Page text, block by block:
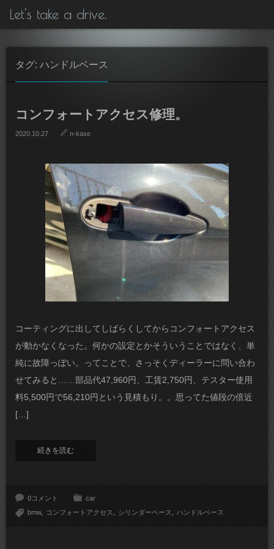
Let's take a drive.
タグ: ハンドルベース
コンフォートアクセス修理。
2020.10.27 n-kase
コーティングに出してしばらくしてからコンフォートアクセス
が動かなくなった。何かの設定とかそういうことではなく、単
純に故障っぽい。ってことで、さっそくディーラーに問い合わ
せてみると……部品代47,960円、工賃2,750円、テスター使用
料5,500円で56,210円という見積もり。。思ってた値段の倍近
[…]
続きを読む
0コメント
car
bmw
コンフォートアクセス シリンダーベース ハンドルベース